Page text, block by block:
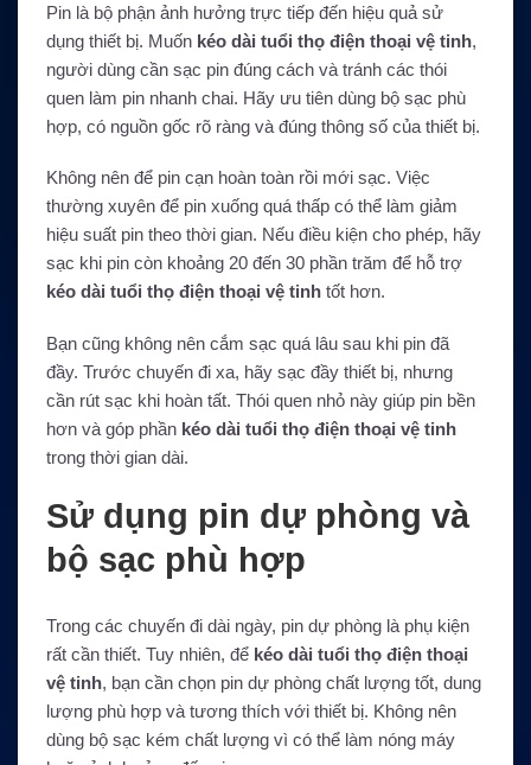
Pin là bộ phận ảnh hưởng trực tiếp đến hiệu quả sử
dụng thiết bị. Muốn kéo dài tuổi thọ điện thoại vệ tinh,
người dùng cần sạc pin đúng cách và tránh các thói
quen làm pin nhanh chai. Hãy ưu tiên dùng bộ sạc phù
hợp, có nguồn gốc rõ ràng và đúng thông số của thiết bị.
Không nên để pin cạn hoàn toàn rồi mới sạc. Việc
thường xuyên để pin xuống quá thấp có thể làm giảm
hiệu suất pin theo thời gian. Nếu điều kiện cho phép, hãy
sạc khi pin còn khoảng 20 đến 30 phần trăm để hỗ trợ
kéo dài tuổi thọ điện thoại vệ tinh tốt hơn.
Bạn cũng không nên cắm sạc quá lâu sau khi pin đã
đầy. Trước chuyến đi xa, hãy sạc đầy thiết bị, nhưng
cần rút sạc khi hoàn tất. Thói quen nhỏ này giúp pin bền
hơn và góp phần kéo dài tuổi thọ điện thoại vệ tinh
trong thời gian dài.
Sử dụng pin dự phòng và
bộ sạc phù hợp
Trong các chuyến đi dài ngày, pin dự phòng là phụ kiện
rất cần thiết. Tuy nhiên, để kéo dài tuổi thọ điện thoại
vệ tinh, bạn cần chọn pin dự phòng chất lượng tốt, dung
lượng phù hợp và tương thích với thiết bị. Không nên
dùng bộ sạc kém chất lượng vì có thể làm nóng máy